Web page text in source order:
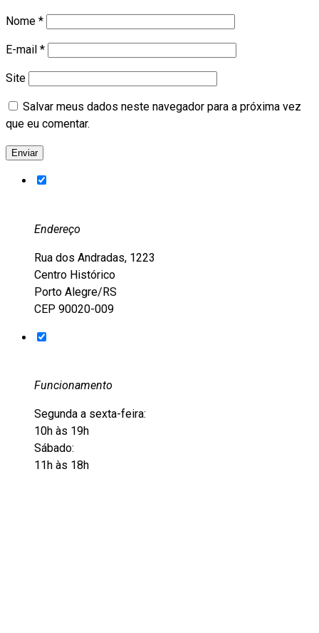
Nome *
E-mail *
Site
Salvar meus dados neste navegador para a próxima vez
que eu comentar.
Endereço
Rua dos Andradas, 1223
Centro Histórico
Porto Alegre/RS
CEP 90020-009
Funcionamento
Segunda a sexta-feira:
10h às 19h
Sábado:
11h às 18h